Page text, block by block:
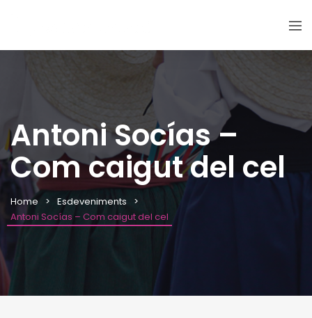
Antoni Socías –
Com caigut del cel
Home
Esdeveniments
Antoni Socías – Com caigut del cel